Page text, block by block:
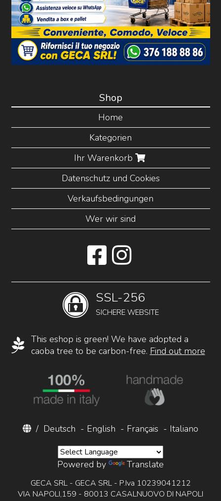
Shop
Home
Kategorien
Ihr Warenkorb
Datenschutz und Cookies
Verkaufsbedingungen
Wer wir sind
SSL-256
SICHERE WEBSITE
This eshop is green! We have adopted a
caoba tree to be carbon-free. Find out more
/ Deutsch - English - Français - Italiano
Powered by Translate
GECA SRL - GECA SRL - P.Iva 10239041212
VIA NAPOLI,159 - 80013 CASALNUOVO DI NAPOLI